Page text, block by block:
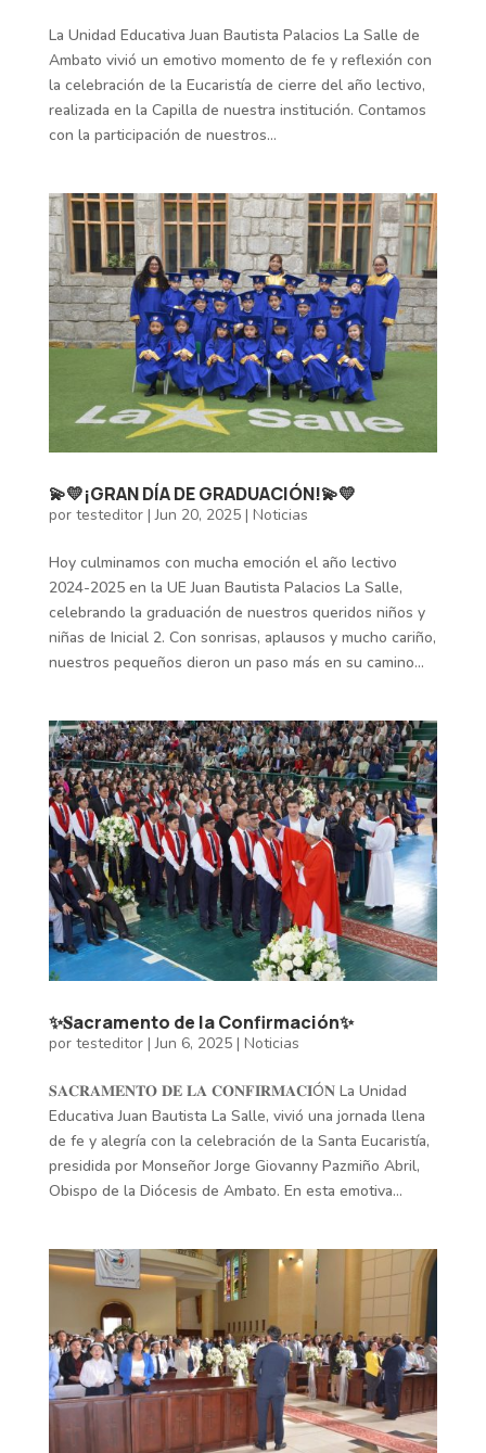
La Unidad Educativa Juan Bautista Palacios La Salle de
Ambato vivió un emotivo momento de fe y reflexión con
la celebración de la Eucaristía de cierre del año lectivo,
realizada en la Capilla de nuestra institución. Contamos
con la participación de nuestros...
💫💛¡GRAN DÍA DE GRADUACIÓN!💫💛
por testeditor|Jun 20, 2025| Noticias
Hoy culminamos con mucha emoción el año lectivo
2024-2025 en la UE Juan Bautista Palacios La Salle,
celebrando la graduación de nuestros queridos niños y
niñas de Inicial 2. Con sonrisas, aplausos y mucho cariño,
nuestros pequeños dieron un paso más en su camino...
✨𝐒acramento de la Confirmación✨
por testeditor|Jun 6, 2025| Noticias
𝐒𝐀𝐂𝐑𝐀𝐌𝐄𝐍𝐓𝐎 𝐃𝐄 𝐋𝐀 𝐂𝐎𝐍𝐅𝐈𝐑𝐌𝐀𝐂𝐈Ó𝐍 La Unidad
Educativa Juan Bautista La Salle, vivió una jornada llena
de fe y alegría con la celebración de la Santa Eucaristía,
presidida por Monseñor Jorge Giovanny Pazmiño Abril,
Obispo de la Diócesis de Ambato. En esta emotiva...